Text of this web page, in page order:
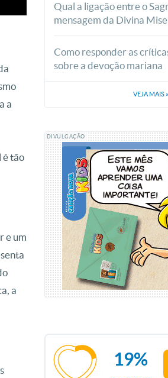
a
é tão
e um
a
Qual a ligação entre o
mensagem da Divina
Como responder as
sobre a devoção mariana
VEJA MAIS »
DIVULGAÇÃO
19%